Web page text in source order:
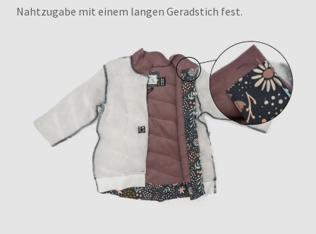
Nahtzugabe mit einem langen Geradstich fest.